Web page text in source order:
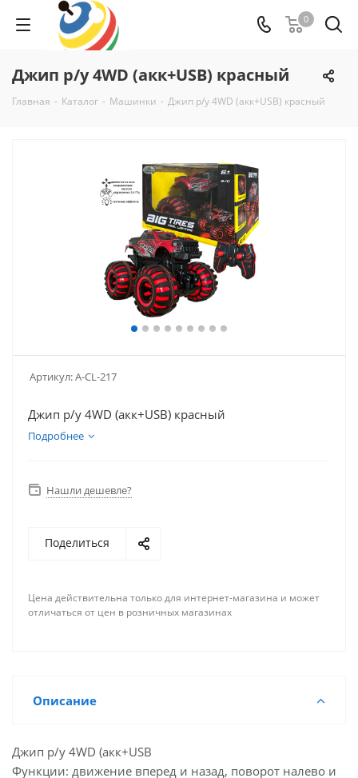
0
Джип р/у 4WD (акк+USB) красный
Главная - Каталог - Машинки - Джип р/у 4WD (акк+USB) красный
Артикул:A-CL-217
Джип р/у 4WD (акк+USB) красный
Подробнее
Нашли дешевле?
Поделиться
Цена действительна только для интернет-магазина и может
отличаться от цен в розничных магазинах
Описание
Джип р/у 4WD (акк+USB
Функции: движение вперед и назад, поворот налево и